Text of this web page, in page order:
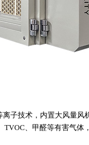
子技术，内置大风量风
、甲醛等有害气